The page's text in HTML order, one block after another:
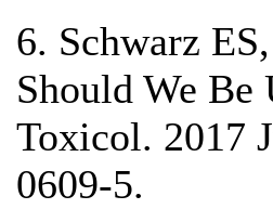
6. Schwarz
Should We Be
Toxicol. 2017
0609-5.